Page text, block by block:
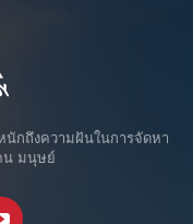
กถึงความฝันในการจัดหา
น มนุษย์